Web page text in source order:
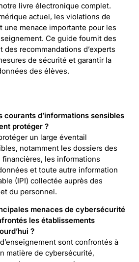
livre électronique complet.
actuel, les violations de
une menace importante pour les
Ce guide fournit des
recommandations d’experts
de sécurité et garantir la
des élèves.
courants d’informations sensibles
protéger ?
un large éventail
notamment les dossiers des
les informations
et toute autre information
(IPI) collectée auprès des
du personnel.
menaces de cybersécurité
les établissements
?
sont confrontés à
matière de cybersécurité,